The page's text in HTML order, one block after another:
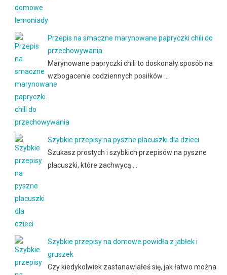
Przepis na smaczne marynowane papryczki chili do
przechowywania
Marynowane papryczki chili to doskonały sposób na
wzbogacenie codziennych posiłków …
Szybkie przepisy na pyszne placuszki dla dzieci
Szukasz prostych i szybkich przepisów na pyszne
placuszki, które zachwycą …
Szybkie przepisy na domowe powidła z jabłek i
gruszek
Czy kiedykolwiek zastanawiałeś się, jak łatwo można